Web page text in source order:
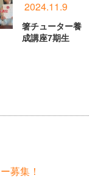
2024.11.9
箸チューター養
成講座7期生
募集！